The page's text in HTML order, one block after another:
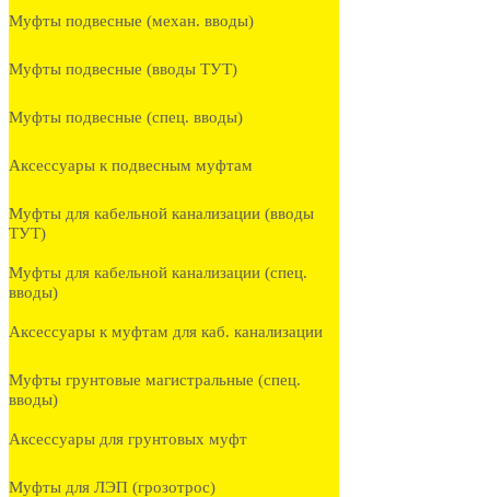
Муфты подвесные (механ. вводы)
Муфты подвесные (вводы ТУТ)
Муфты подвесные (спец. вводы)
Аксессуары к подвесным муфтам
Муфты для кабельной канализации (вводы
ТУТ)
Муфты для кабельной канализации (спец.
вводы)
Аксессуары к муфтам для каб. канализации
Муфты грунтовые магистральные (спец.
вводы)
Аксессуары для грунтовых муфт
Муфты для ЛЭП (грозотрос)